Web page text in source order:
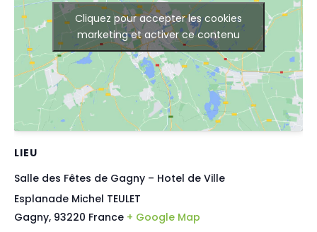
LIEU
Salle des Fêtes de Gagny – Hotel de Ville
Esplanade Michel TEULET
Gagny, 93220 France + Google Map
Cliquez pour accepter les cookies
marketing et activer ce contenu